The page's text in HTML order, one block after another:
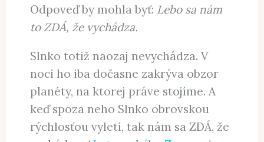
A navyše Slnko nevychádza.
Lebo Slnko nerobí ten pohyb
vychádzania spoza obzoru.
Odpoveď by mohla byť:
Lebo sa nám
to ZDÁ, že vychádza.
Slnko totiž naozaj nevychádza. V